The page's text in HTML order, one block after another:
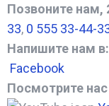
Позвоните нам,
33, 0 555 33-44-
Напишите нам в:
Facebook
Посмотрите нас